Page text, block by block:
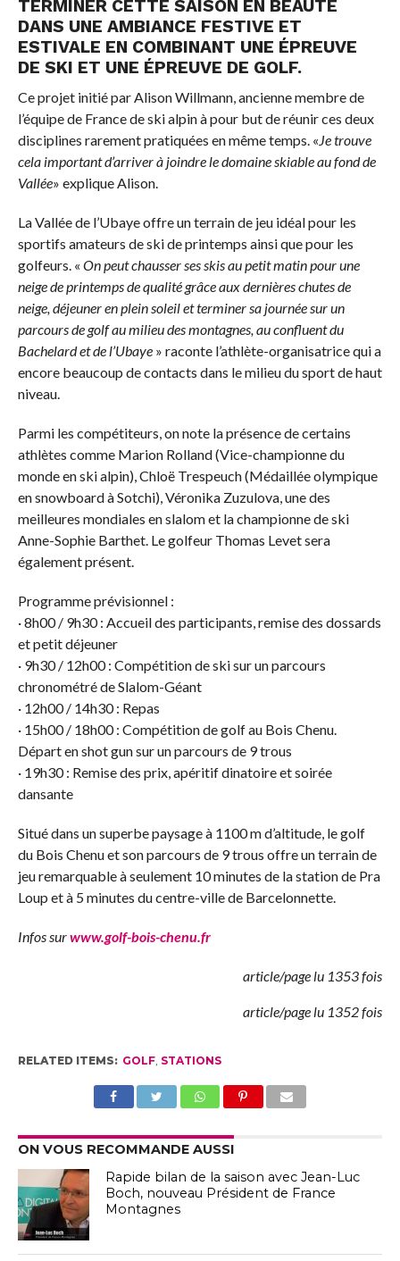
TERMINER CETTE SAISON EN BEAUTÉ
DANS UNE AMBIANCE FESTIVE ET
ESTIVALE EN COMBINANT UNE ÉPREUVE
DE SKI ET UNE ÉPREUVE DE GOLF.
Ce projet initié par Alison Willmann, ancienne membre de
l’équipe de France de ski alpin à pour but de réunir ces deux
disciplines rarement pratiquées en même temps. «Je trouve
cela important d’arriver à joindre le domaine skiable au fond de
Vallée» explique Alison.
La Vallée de l’Ubaye offre un terrain de jeu idéal pour les
sportifs amateurs de ski de printemps ainsi que pour les
golfeurs. « On peut chausser ses skis au petit matin pour une
neige de printemps de qualité grâce aux dernières chutes de
neige, déjeuner en plein soleil et terminer sa journée sur un
parcours de golf au milieu des montagnes, au confluent du
Bachelard et de l’Ubaye» raconte l’athlète-organisatrice qui a
encore beaucoup de contacts dans le milieu du sport de haut
niveau.
Parmi les compétiteurs, on note la présence de certains
athlètes comme Marion Rolland (Vice-championne du
monde en ski alpin), Chloë Trespeuch (Médaillée olympique
en snowboard à Sotchi), Véronika Zuzulova, une des
meilleures mondiales en slalom et la championne de ski
Anne-Sophie Barthet. Le golfeur Thomas Levet sera
également présent.
Programme prévisionnel :
· 8h00 / 9h30 : Accueil des participants, remise des dossards
et petit déjeuner
· 9h30 / 12h00 : Compétition de ski sur un parcours
chronométré de Slalom-Géant
· 12h00 / 14h30 : Repas
· 15h00 / 18h00 : Compétition de golf au Bois Chenu.
Départ en shot gun sur un parcours de 9 trous
· 19h30 : Remise des prix, apéritif dinatoire et soirée
dansante
Situé dans un superbe paysage à 1100 m d’altitude, le golf
du Bois Chenu et son parcours de 9 trous offre un terrain de
jeu remarquable à seulement 10 minutes de la station de Pra
Loup et à 5 minutes du centre-ville de Barcelonnette.
Infos surwww.golf-bois-chenu.fr
article/page lu 1353 fois
article/page lu 1352 fois
RELATED ITEMS: GOLF, STATIONS
ON VOUS RECOMMANDE AUSSI
Rapide bilan de la saison avec Jean-Luc
Boch, nouveau Président de France
Montagnes